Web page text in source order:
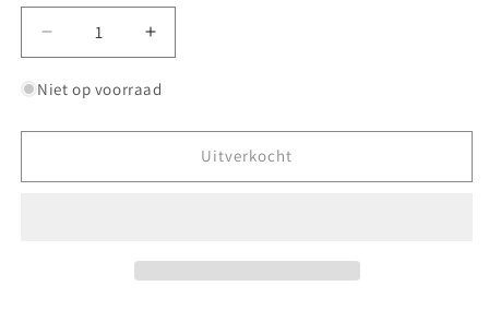
Aantal
verlagen
voor
bag
Turquoise
Aantal
verhogen
voor
bag
Turquoise
Niet op voorraad
Uitverkocht